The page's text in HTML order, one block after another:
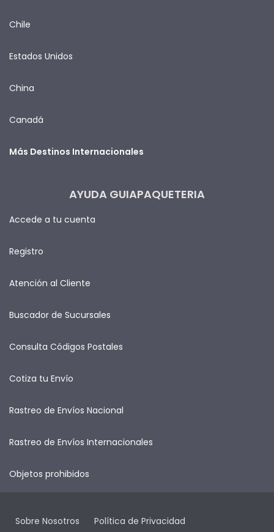
Chile
Estados Unidos
China
Canadá
Más Destinos Internacionales
AYUDA GUIAPAQUETERIA
Accede a tu cuenta
Registro
Atención al Cliente
Buscador de Sucursales
Consulta Códigos Postales
Cotiza tu Envío
Rastreo de Envíos Nacional
Rastreo de Envíos Internacionales
Objetos prohibidos
Sobre Nosotros Política de Privacidad